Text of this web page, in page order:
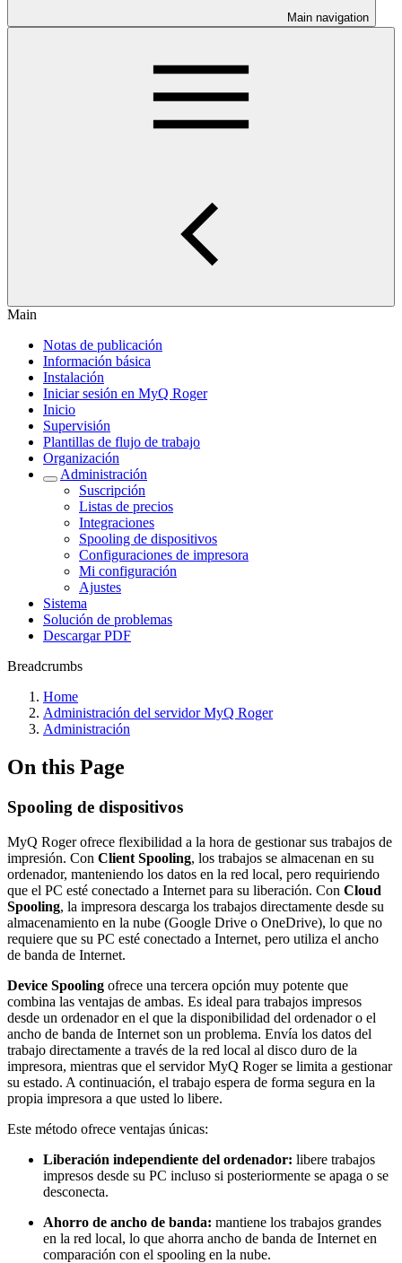
Main navigation
Main
Notas de publicación
Información básica
Instalación
Iniciar sesión en MyQ Roger
Inicio
Supervisión
Plantillas de flujo de trabajo
Organización
Administración
Suscripción
Listas de precios
Integraciones
Spooling de dispositivos
Configuraciones de impresora
Mi configuración
Ajustes
Sistema
Solución de problemas
Descargar PDF
Breadcrumbs
Home
Administración del servidor MyQ Roger
Administración
On this Page
Spooling de dispositivos
MyQ Roger ofrece flexibilidad a la hora de gestionar sus trabajos de
impresión. Con Client Spooling, los trabajos se almacenan en su
ordenador, manteniendo los datos en la red local, pero requiriendo
que el PC esté conectado a Internet para su liberación. Con Cloud
Spooling, la impresora descarga los trabajos directamente desde su
almacenamiento en la nube (Google Drive o OneDrive), lo que no
requiere que su PC esté conectado a Internet, pero utiliza el ancho
de banda de Internet.
Device Spooling ofrece una tercera opción muy potente que
combina las ventajas de ambas. Es ideal para trabajos impresos
desde un ordenador en el que la disponibilidad del ordenador o el
ancho de banda de Internet son un problema. Envía los datos del
trabajo directamente a través de la red local al disco duro de la
impresora, mientras que el servidor MyQ Roger se limita a gestionar
su estado. A continuación, el trabajo espera de forma segura en la
propia impresora a que usted lo libere.
Este método ofrece ventajas únicas:
Liberación independiente del ordenador: libere trabajos
impresos desde su PC incluso si posteriormente se apaga o se
desconecta.
Ahorro de ancho de banda: mantiene los trabajos grandes
en la red local, lo que ahorra ancho de banda de Internet en
comparación con el spooling en la nube.